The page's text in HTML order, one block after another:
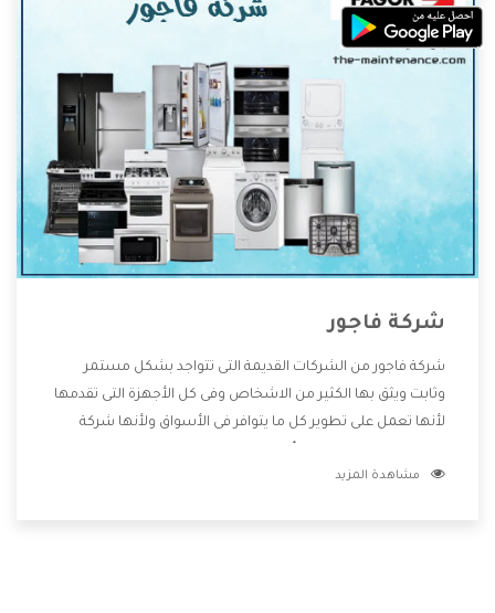
شركة فاجور
شركة فاجور من الشركات القديمة التى تتواجد بشكل مستمر
وثابت ويثق بها الكثير من الاشخاص وفى كل الأجهزة التى تقدمها
لأنها تعمل على تطوير كل ما يتوافر فى الأسواق ولأنها شركة
وتقدم للعملاء أقوى العروض والخصومات التى تسهل على
مشاهدة المزيد